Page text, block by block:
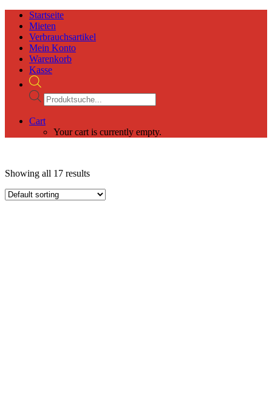
Startseite
Mieten
Verbrauchsartikel
Mein Konto
Warenkorb
Kasse
Products
search
Cart
Your cart is currently empty.
Showing all 17 results